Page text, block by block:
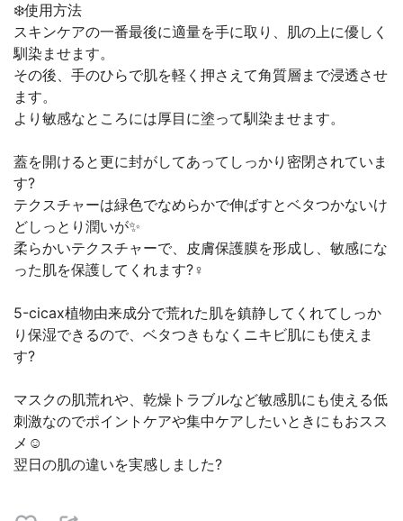
❄️使用方法
スキンケアの一番最後に適量を手に取り、肌の上に優しく
馴染ませます。
その後、手のひらで肌を軽く押さえて角質層まで浸透させ
ます。
より敏感なところには厚目に塗って馴染ませます。
蓋を開けると更に封がしてあってしっかり密閉されていま
す?
テクスチャーは緑色でなめらかで伸ばすとベタつかないけ
どしっとり潤いが✨
柔らかいテクスチャーで、皮膚保護膜を形成し、敏感にな
った肌を保護してくれます?‍♀️
5-cicax植物由来成分で荒れた肌を鎮静してくれてしっか
り保湿できるので、ベタつきもなくニキビ肌にも使えま
す?
マスクの肌荒れや、乾燥トラブルなど敏感肌にも使える低
刺激なのでポイントケアや集中ケアしたいときにもおスス
メ☺️
翌日の肌の違いを実感しました?